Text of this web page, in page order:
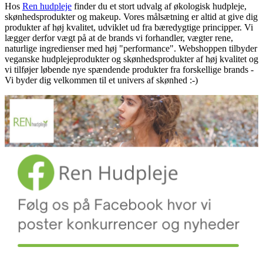
Hos Ren hudpleje finder du et stort udvalg af økologisk hudpleje,
skønhedsprodukter og makeup. Vores målsætning er altid at give dig
produkter af høj kvalitet, udviklet ud fra bæredygtige principper. Vi
lægger derfor vægt på at de brands vi forhandler, vægter rene,
naturlige ingredienser med høj "performance". Webshoppen tilbyder
veganske hudplejeprodukter og skønhedsprodukter af høj kvalitet og
vi tilføjer løbende nye spændende produkter fra forskellige brands -
Vi byder dig velkommen til et univers af skønhed :-)